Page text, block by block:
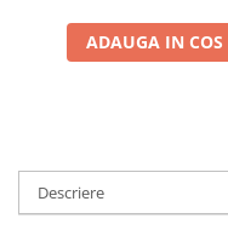
ADAUGA IN COS
Descriere